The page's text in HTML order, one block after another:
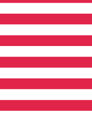
versenden. Live-